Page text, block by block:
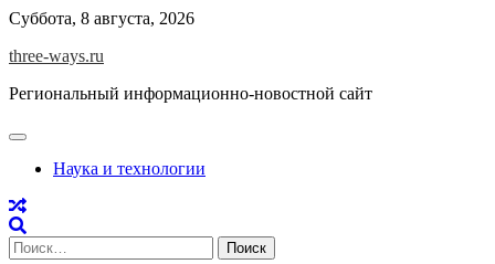
Skip
content
Суббота, 8 августа, 2026
three-ways.ru
Региональный информационно-новостной сайт
Наука и технологии
Найти: